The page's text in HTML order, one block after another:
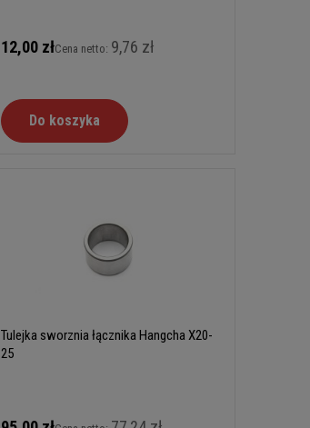
12,00 złCena netto: 9,76 zł
Do koszyka
Tulejka sworznia łącznika Hangcha X20-
25